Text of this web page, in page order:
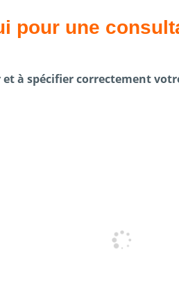
pour une
à spécifier correctement